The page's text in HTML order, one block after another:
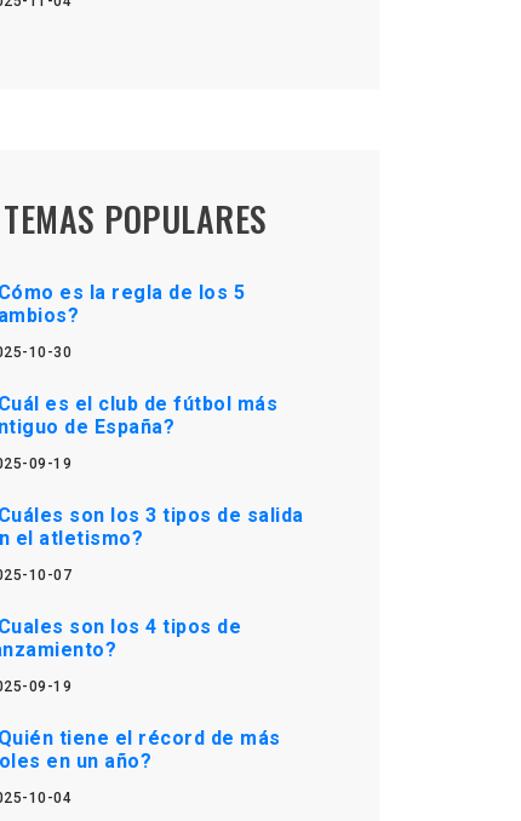
TEMAS POPULARES
es la regla de los 5
10-30
es el club de fútbol más
de España?
09-19
son los 3 tipos de salida
el atletismo?
10-07
son los 4 tipos de
09-19
tiene el récord de más
en un año?
10-04